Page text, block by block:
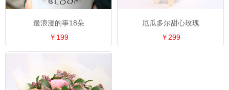
最浪漫的事18朵
￥199
厄瓜多尔甜心玫瑰
￥299